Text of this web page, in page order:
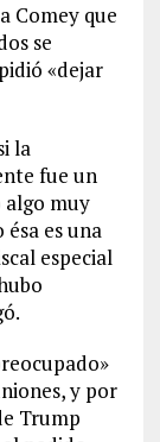
Comey que
se
«dejar
la
fue un
muy
es una
especial
y por
Trump